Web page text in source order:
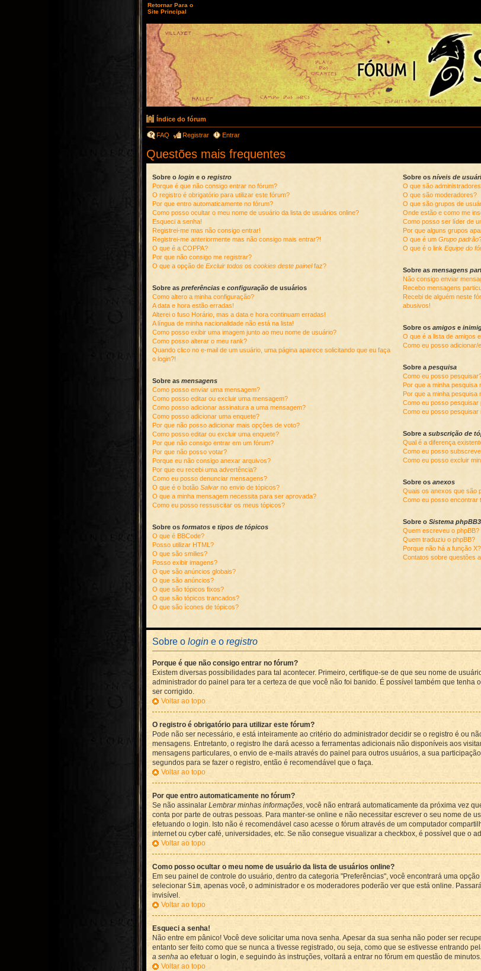
Retornar Para o
Site Principal
Índice do fórum
FAQ Registrar Entrar
Questões mais frequentes
Sobre o login e o registro
Porque é que não consigo entrar no fórum?
O registro é obrigatório para utilizar este fórum?
Por que entro automaticamente no fórum?
Como posso ocultar o meu nome de usuário da lista de usuários online?
Esqueci a senha!
Registrei-me mas não consigo entrar!
Registrei-me anteriormente mas não consigo mais entrar?!
O que é a COPPA?
Por que não consigo me registrar?
O que a opção de Excluir todos os cookies deste painelfaz?
Sobre as preferências e configuração de usuários
Como altero a minha configuração?
A data e hora estão erradas!
Alterei o fuso Horário, mas a data e hora continuam erradas!
A língua de minha nacionalidade não está na lista!
Como posso exibir uma imagem junto ao meu nome de usuário?
Como posso alterar o meu rank?
Quando clico no e-mail de um usuário, uma página aparece solicitando que eu faça
o login?!
Sobre as mensagens
Como posso enviar uma mensagem?
Como posso editar ou excluir uma mensagem?
Como posso adicionar assinatura a uma mensagem?
Como posso adicionar uma enquete?
Por que não posso adicionar mais opções de voto?
Como posso editar ou excluir uma enquete?
Por que não consigo entrar em um fórum?
Por que não posso votar?
Porque eu não consigo anexar arquivos?
Por que eu recebi uma advertência?
Como eu posso denunciar mensagens?
O que é o botão Salvar no envio de tópicos?
O que a minha mensagem necessita para ser aprovada?
Como eu posso ressuscitar os meus tópicos?
Sobre os formatos e tipos de tópicos
O que é BBCode?
Posso utilizar HTML?
O que são smilies?
Posso exibir imagens?
O que são anúncios globais?
O que são anúncios?
O que são tópicos fixos?
O que são tópicos trancados?
O que são ícones de tópicos?
Sobre osníveis de
O que são
O que são moderadores?
O que são grupos de
Onde estão e como me
Como posso ser líder de
Por que alguns grupos
O que é umGrupo padrão
O que é o linkEquipe do
Sobre asmensagens
Não consigo enviar
Recebo mensagens
Recebi de alguém neste
abusivos!
Sobre osamigos e
O que é a lista de amigos
Como eu posso adicionar/
Sobre apesquisa
Como eu posso
Por que a minha pesquisa
Por que a minha pesquisa
Como eu posso pesquisar
Como eu posso
Sobre asubscrição de
Qual é a diferença
Como eu posso
Como eu posso excluir
Sobre osanexos
Quais os anexos que são
Como eu posso encontrar
Sobre oSistema phpBB3
Quem escreveu o phpBB?
Quem traduziu o phpBB?
Porque não há a função X?
Contatos sobre questões
Sobre o login e o registro
Porque é que não consigo entrar no fórum?
Existem diversas possibilidades para tal acontecer. Primeiro, certifique-se de que seu nome de
administrador do painel para ter a certeza de que você não foi banido. É possível também que tenha
ser corrigido.
Voltar ao topo
O registro é obrigatório para utilizar este fórum?
Pode não ser necessário, e está inteiramente ao critério do administrador decidir se o registro é ou
mensagens. Entretanto, o registro lhe dará acesso a ferramentas adicionais não disponíveis aos
mensagens particulares, o envio de e-mails através do painel para outros usuários, a sua
segundos para se fazer o registro, então é recomendável que o faça.
Voltar ao topo
Por que entro automaticamente no fórum?
Se não assinalar Lembrar minhas informações, você não entrará automaticamente da próxima vez
conta por parte de outras pessoas. Para manter-se online e não necessitar escrever o seu nome de
efetuando o login. Isto não é recomendável caso acesse o fórum através de um computador
internet ou cyber café, universidades, etc. Se não consegue visualizar a checkbox, é possível que o
Voltar ao topo
Como posso ocultar o meu nome de usuário da lista de usuários online?
Em seu painel de controle do usuário, dentro da categoria "Preferências", você encontrará uma
selecionar Sim, apenas você, o administrador e os moderadores poderão ver que está online.
invisível.
Voltar ao topo
Esqueci a senha!
Não entre em pânico! Você deve solicitar uma nova senha. Apesar da sua senha não poder ser
entanto ser feito como que se nunca a tivesse registrado, ou seja, como que se estivesse entrando
a senha ao efetuar o login, e seguindo às instruções, voltará a entrar no fórum em questão de minutos.
Voltar ao topo